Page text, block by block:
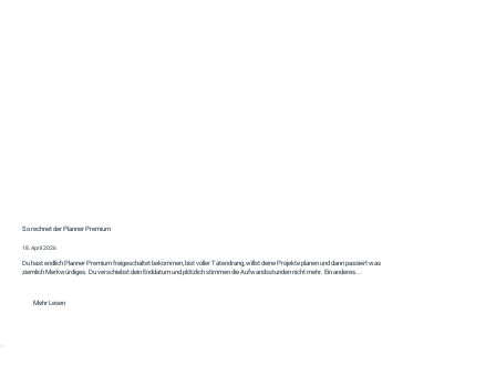
So rechnet der Planner Premium
18. April 2026
Du hast endlich Planner Premium freigeschaltet bekommen, bist voller Tatendrang, willst deine Projekte planen und dann passiert was
ziemlich Merkwürdiges. Du verschiebst dein Enddatum und plötzlich stimmen die Aufwandsstunden nicht mehr. Ein anderes...
Mehr Lesen